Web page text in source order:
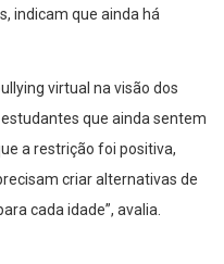
indicam que ainda há
virtual na visão dos
que ainda sentem
a restrição foi positiva,
criar alternativas de
cada idade”, avalia.